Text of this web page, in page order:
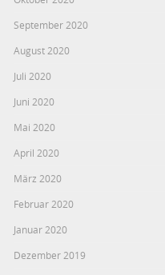
September 2020
August 2020
Juli 2020
Juni 2020
Mai 2020
April 2020
März 2020
Februar 2020
Januar 2020
Dezember 2019